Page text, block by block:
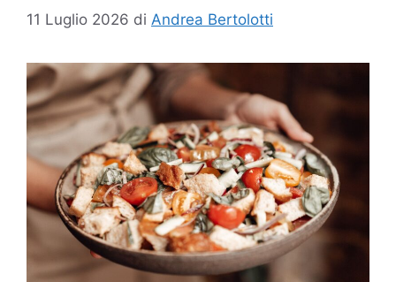
11 Luglio 2026 di Andrea Bertolotti